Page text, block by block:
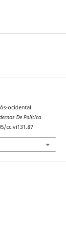
ocidental.
De Política
cc.vi131.87